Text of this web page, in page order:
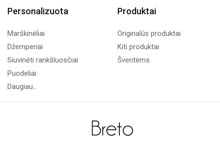
Personalizuota
Marškinėliai
Džemperiai
Siuvinėti rankšluosčiai
Puodeliai
Daugiau...
Produktai
Originalūs produktai
Kiti produktai
Šventėms